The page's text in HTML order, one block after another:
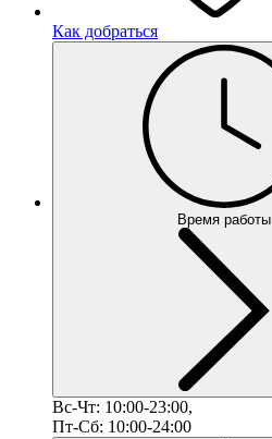
Как добраться
Время работы
Вс-Чт: 10:00-23:00,
Пт-Сб: 10:00-24:00